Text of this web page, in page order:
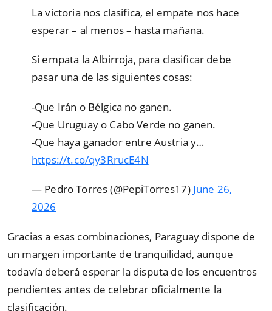
La victoria nos clasifica, el empate nos hace
esperar – al menos – hasta mañana.
Si empata la Albirroja, para clasificar debe
pasar una de las siguientes cosas:
-Que Irán o Bélgica no ganen.
-Que Uruguay o Cabo Verde no ganen.
-Que haya ganador entre Austria y…
https://t.co/qy3RrucE4N
— Pedro Torres (@PepiTorres17) June 26,
2026
Gracias a esas combinaciones, Paraguay dispone de
un margen importante de tranquilidad, aunque
todavía deberá esperar la disputa de los encuentros
pendientes antes de celebrar oficialmente la
clasificación.